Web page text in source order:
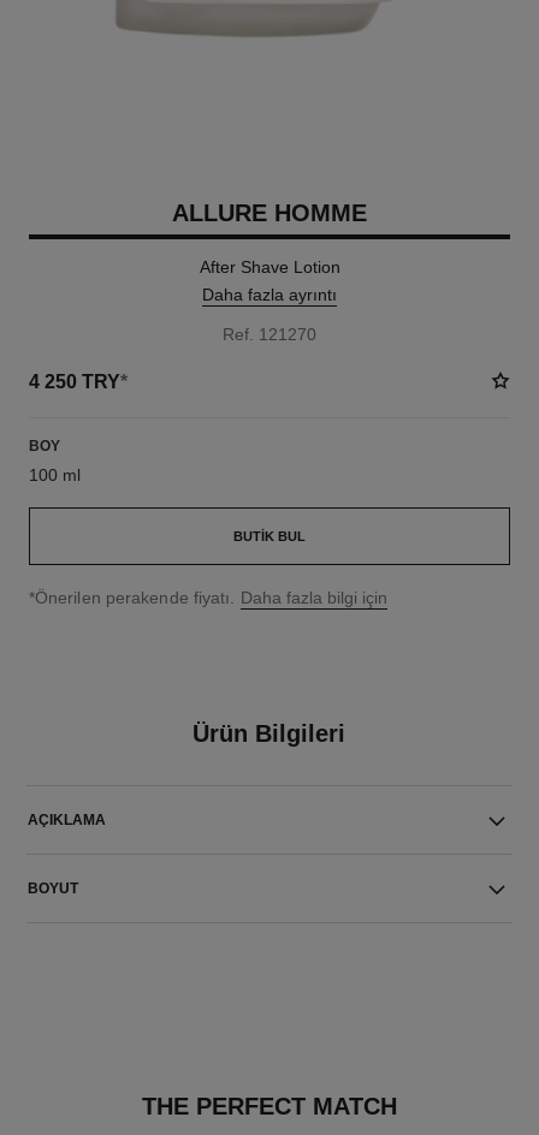
ALLURE HOMME
After Shave Lotion
Daha fazla ayrıntı
Ref. 121270
4 250 TRY*
BOY
100 ml
BUTIK BUL
↩
*Önerilen perakende fiyatı. Daha fazla bilgi için
Ürün Bilgileri
AÇIKLAMA
BOYUT
THE PERFECT MATCH